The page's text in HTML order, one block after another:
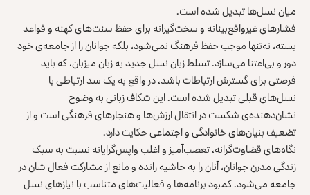
میان نسل‌ها تبدیل شده است.
فشارهای غیرواقع‌بینانه و سخت‌گیرانه برای حفظ سنت‌های کهنه و قواعد
بسته، نه‌تنها موجب حفظ فرهنگ نمی‌شود، بلکه جوانان را از جامعه‌ی خود
دور و بی‌اعتنا می‌سازد. تسلط زبان نسل جدید به زبان میزبان، که باید
فرصتی برای گسترش ارتباطات باشد، در واقع به یک سد ارتباطی با
نسل‌های قبلی تبدیل شده است. این شکاف زبانی به وضوح
نشان‌دهنده‌ی شکست در انتقال ارزش‌ها و هنجارهای فرهنگی است و از
تضعیف بنیان‌های خانوادگی و اجتماعی حکایت دارد.
نگاه‌های قضاوت‌گرانه، تعصب‌آمیز و اغلب واپس‌گرایانه نسبت به سبک
زندگی مدرن جوانان، آنان را به حاشیه رانده و مانع از مشارکت فعال شان در
جامعه می‌شود. کمبود برنامه‌ها و فعالیت‌های متناسب با نیازهای نسل